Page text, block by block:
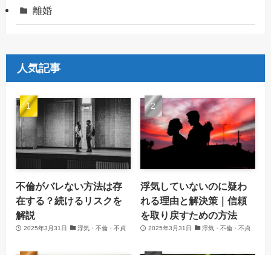
離婚
人気記事
不倫がバレない方法は存
在する？続けるリスクを
解説
2025年3月31日 浮気・不倫・不貞
浮気していないのに疑わ
れる理由と解決策｜信頼
を取り戻すための方法
2025年3月31日 浮気・不倫・不貞